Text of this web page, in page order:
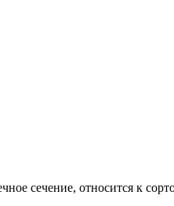
сечение, относится к